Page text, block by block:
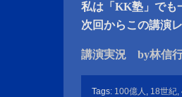
私は「KK塾」でも
次回からこの講演
講演実況 by林信行
Tags: 100億人 , 18世紀,